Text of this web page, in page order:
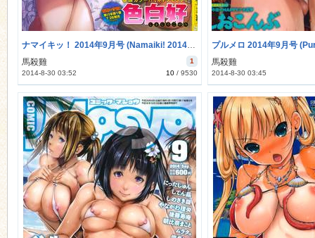
ナマイキッ！ 2014年9月号 (Namaiki! 2014-09)
1
馬殺雞
10/ 9530
2014-8-30 03:52
プルメロ 2014年9月号
馬殺雞
2014-8-30 03:45